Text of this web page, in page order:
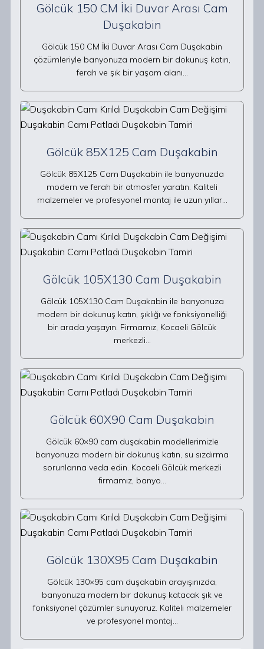
Gölcük 150 CM İki Duvar Arası Cam
Duşakabin
Gölcük 150 CM İki Duvar Arası Cam Duşakabin
çözümleriyle banyonuza modern bir dokunuş katın,
ferah ve şık bir yaşam alanı…
Gölcük 85X125 Cam Duşakabin
Gölcük 85X125 Cam Duşakabin ile banyonuzda
modern ve ferah bir atmosfer yaratın. Kaliteli
malzemeler ve profesyonel montaj ile uzun yıllar…
Gölcük 105X130 Cam Duşakabin
Gölcük 105X130 Cam Duşakabin ile banyonuza
modern bir dokunuş katın, şıklığı ve fonksiyonelliği
bir arada yaşayın. Firmamız, Kocaeli Gölcük
merkezli…
Gölcük 60X90 Cam Duşakabin
Gölcük 60×90 cam duşakabin modellerimizle
banyonuza modern bir dokunuş katın, su sızdırma
sorunlarına veda edin. Kocaeli Gölcük merkezli
firmamız, banyo…
Gölcük 130X95 Cam Duşakabin
Gölcük 130×95 cam duşakabin arayışınızda,
banyonuza modern bir dokunuş katacak şık ve
fonksiyonel çözümler sunuyoruz. Kaliteli malzemeler
ve profesyonel montaj…